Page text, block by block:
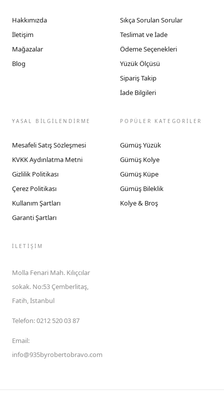
Hakkımızda
İletişim
Mağazalar
Blog
Sıkça Sorulan Sorular
Teslimat ve İade
Ödeme Seçenekleri
Yüzük Ölçüsü
Sipariş Takip
İade Bilgileri
YASAL BİLGİLENDİRME
Mesafeli Satış Sözleşmesi
KVKK Aydınlatma Metni
Gizlilik Politikası
Çerez Politikası
Kullanım Şartları
Garanti Şartları
POPÜLER KATEGORİLER
Gümüş Yüzük
Gümüş Kolye
Gümüş Küpe
Gümüş Bileklik
Kolye & Broş
İLETIŞIM
Molla Fenari Mah. Kılıçcılar
sokak. No:53 Çemberlitaş,
Fatih, İstanbul
Telefon:0212 520 03 87
Email:
info@935byrobertobravo.com